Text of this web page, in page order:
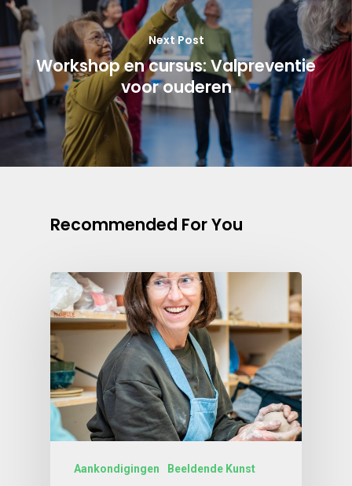
Next Post
Workshop en cursus: Valpreventie
voor ouderen
Recommended For You
Aankondigingen Beeldende Kunst